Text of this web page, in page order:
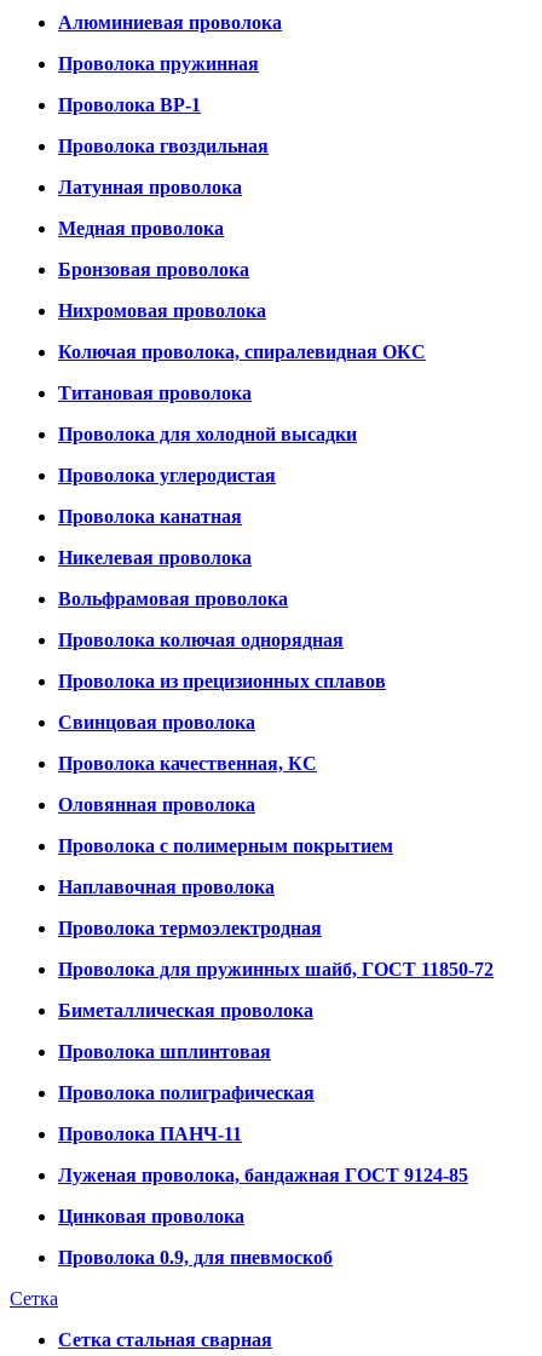
Алюминиевая проволока
Проволока пружинная
Проволока ВР-1
Проволока гвоздильная
Латунная проволока
Медная проволока
Бронзовая проволока
Нихромовая проволока
Колючая проволока, спиралевидная ОКС
Титановая проволока
Проволока для холодной высадки
Проволока углеродистая
Проволока канатная
Никелевая проволока
Вольфрамовая проволока
Проволока колючая однорядная
Проволока из прецизионных сплавов
Свинцовая проволока
Проволока качественная, КС
Оловянная проволока
Проволока с полимерным покрытием
Наплавочная проволока
Проволока термоэлектродная
Проволока для пружинных шайб, ГОСТ 11850-72
Биметаллическая проволока
Проволока шплинтовая
Проволока полиграфическая
Проволока ПАНЧ-11
Луженая проволока, бандажная ГОСТ 9124-85
Цинковая проволока
Проволока 0.9, для пневмоскоб
Сетка
Сетка стальная сварная